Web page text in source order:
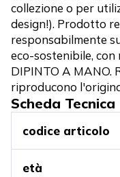
collezione o per
design!). Prodotto
responsabilmente
eco-sostenibile,
DIPINTO A MANO.
riproducono
Scheda Tecnica
codice articolo
età